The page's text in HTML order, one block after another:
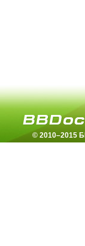
© 2010–2015